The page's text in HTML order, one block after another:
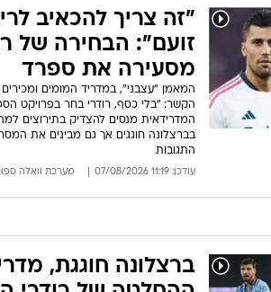
"זה צריך להכאיב
זועם": הבחירה של
מסעירה את ספרד
המאמן "עצבני", במדריד המומים
הקשר: "בלי כסף, רודרי בחר בפרויקט
המדרידאית מנסים להצדיק בתירוצים
בברצלונה חוגגים אך גם מבינים את
התגובות
עודכן: 11:19 07/08/2026 מערכת וואלה
ברצלונה חוגגת,